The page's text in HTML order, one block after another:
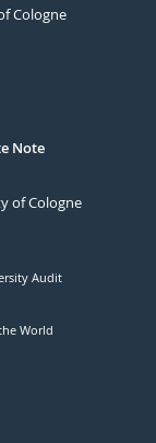
Cologne
Note
of Cologne
Audit
World